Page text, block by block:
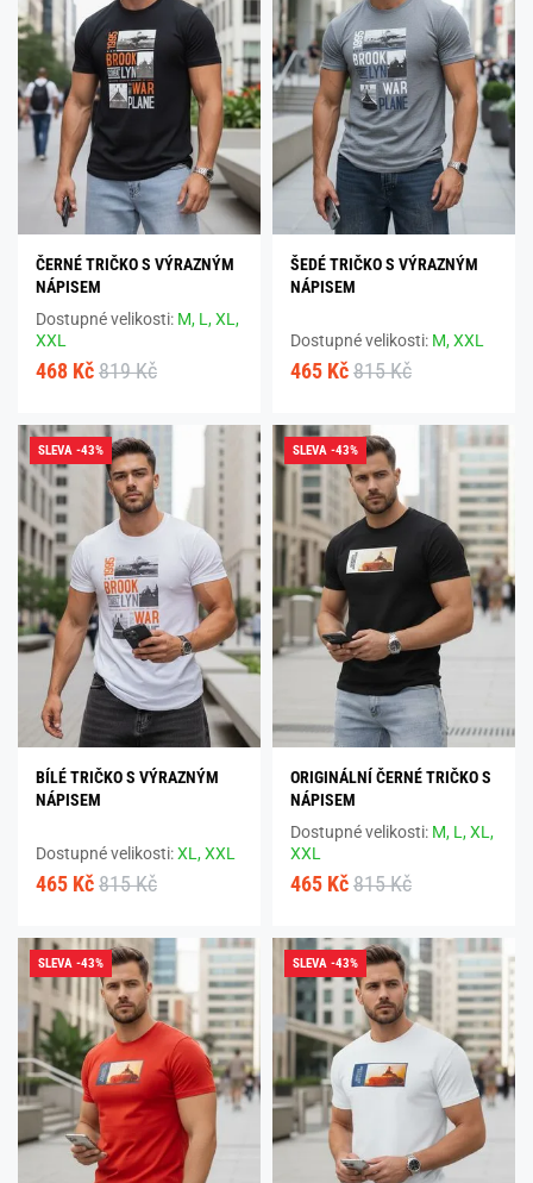
ČERNÉ TRIČKO S VÝRAZNÝM
NÁPISEM
Dostupné velikosti: M, L,XL,
XXL
468 Kč 819 Kč
ŠEDÉ TRIČKO S VÝRAZNÝM
NÁPISEM
Dostupné velikosti: M,XXL
465 Kč 815 Kč
SLEVA -43%
BÍLÉ TRIČKO S VÝRAZNÝM
NÁPISEM
Dostupné velikosti:XL,XXL
465 Kč 815 Kč
SLEVA -43%
ORIGINÁLNÍ ČERNÉ TRIČKO S
NÁPISEM
Dostupné velikosti: M, L,XL,
XXL
465 Kč 815 Kč
SLEVA -43% SLEVA -43%